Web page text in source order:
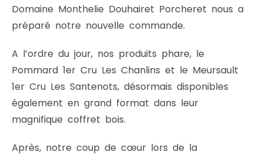
Domaine Monthelie Douhairet Porcheret nous a
préparé notre nouvelle commande.
A l’ordre du jour, nos produits phare, le
Pommard 1er Cru Les Chanlins et le Meursault
1er Cru Les Santenots, désormais disponibles
également en grand format dans leur
magnifique coffret bois.
Après, notre coup de cœur lors de la